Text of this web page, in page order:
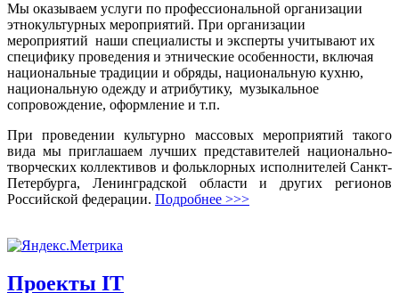
Мы оказываем услуги по профессиональной организации
этнокультурных мероприятий. При организации
мероприятий наши специалисты и эксперты учитывают их
специфику проведения и этнические особенности, включая
национальные традиции и обряды, национальную кухню,
национальную одежду и атрибутику, музыкальное
сопровождение, оформление и т.п.
При проведении культурно массовых мероприятий такого
вида мы приглашаем лучших представителей национально-
творческих коллективов и фольклорных исполнителей Санкт-
Петербурга, Ленинградской области и других регионов
Российской федерации. Подробнее >>>
Проекты IT